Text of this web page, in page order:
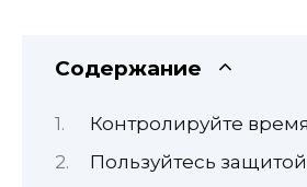
Содержание
Контролируйте время
Пользуйтесь защитой